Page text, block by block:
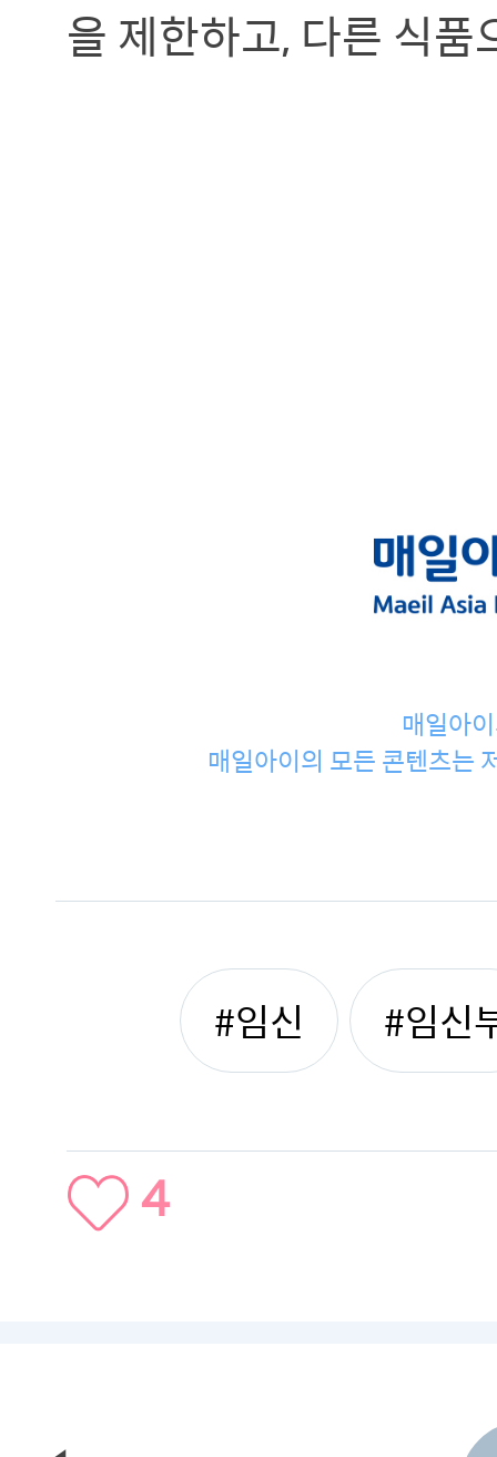
을 제한하고, 다른 식
매일아
매일아이의 모든 콘텐츠는
#임신 #임신
4